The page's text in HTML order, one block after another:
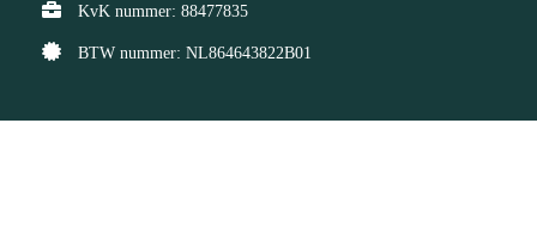
KvK nummer: 88477835
BTW nummer: NL864643822B01